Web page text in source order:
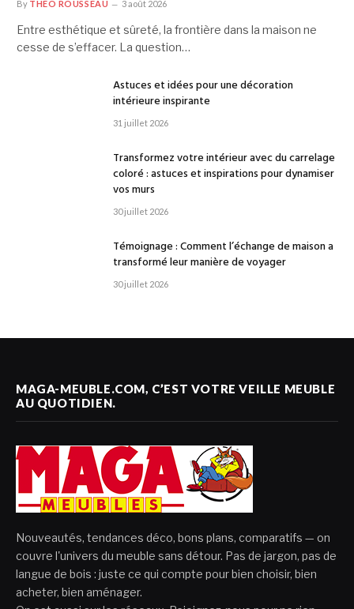
By THÉO ROUSSEAU 3 août 2026
Entre esthétique et sûreté, la frontière dans la maison ne
cesse de s’effacer. La question…
Astuces et idées pour une décoration
intérieure inspirante
31 juillet 2026
Transformez votre intérieur avec du carrelage
coloré : astuces et inspirations pour dynamiser
vos murs
30 juillet 2026
Témoignage : Comment l’échange de maison a
transformé leur manière de voyager
30 juillet 2026
MAGA-MEUBLE.COM, C’EST VOTRE VEILLE MEUBLE
AU QUOTIDIEN.
Nouveautés, tendances déco, bons plans, comparatifs — on
couvre l'univers du meuble sans détour. Pas de jargon, pas de
langue de bois : juste ce qui compte pour bien choisir, bien
acheter, bien aménager.